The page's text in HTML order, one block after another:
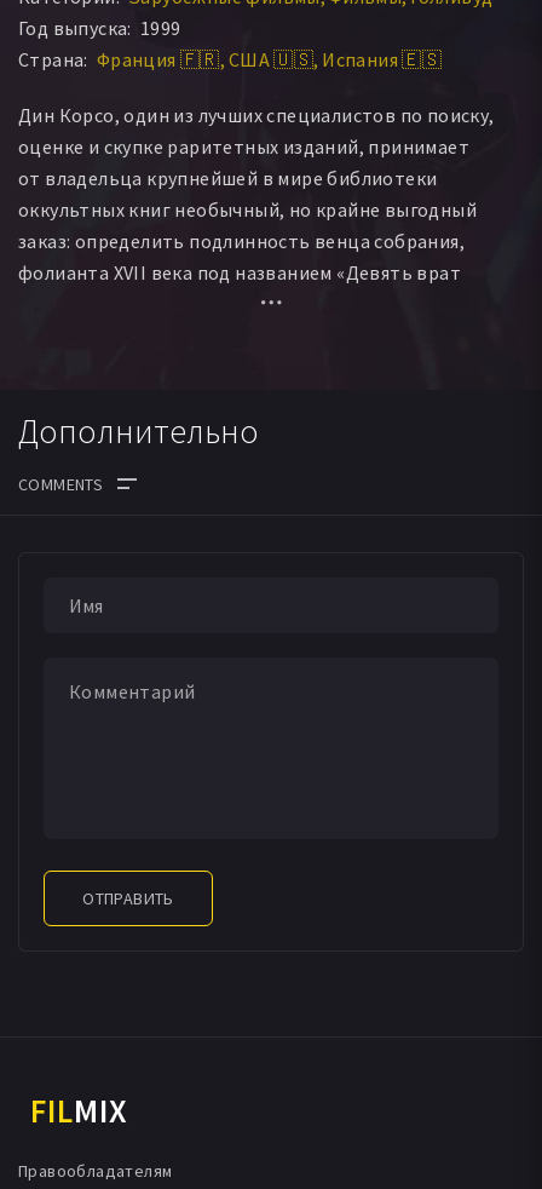
Джейн Брэдбери
Мария Дюкеши Эмануэль Бооз Лино Рибейро Суза
Сэмюэл де Люс Дайан Хоукинс Ли Михельсен
Год выпуска: 1999
Страна: Франция 🇫🇷 США 🇺🇸 Испания 🇪🇸
Дин Корсо, один из лучших специалистов по поиску,
оценке и скупке раритетных изданий, принимает
от владельца крупнейшей в мире библиотеки
оккультных книг необычный, но крайне выгодный
заказ: определить подлинность венца собрания,
фолианта XVII века под названием «Девять врат
в царство призраков», с помощью которого,
тайны «Девятых врат» начинают попадаться трупы
ему открывается зловещая правда. Он понимает, что в
Дополнительно
ОТПРАВИТЬ
FILMIX
Правообладателям